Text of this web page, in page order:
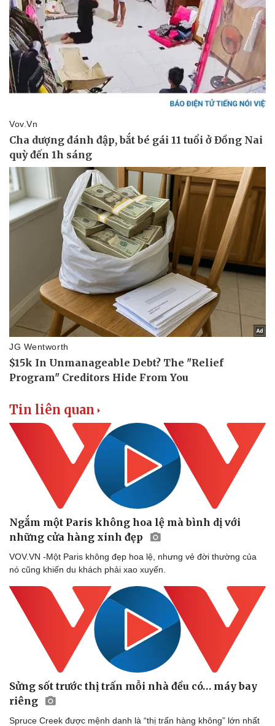
Doanh nghiệp 24h
Doanh nhân
Vì cộng đồng
Công nghệ
Trải nghiệm
Tin liên quan
Ngắm một Paris không hoa lệ mà bình dị với
những cửa hàng xinh đẹp
VOV.VN -Một Paris không đẹp hoa lệ, nhưng vẻ đời thường của
nó cũng khiến du khách phải xao xuyến.
Sửng sốt trước thị trấn mỗi nhà đều có… máy bay
riêng
Spruce Creek được mệnh danh là “thị trấn hàng không” lớn nhất